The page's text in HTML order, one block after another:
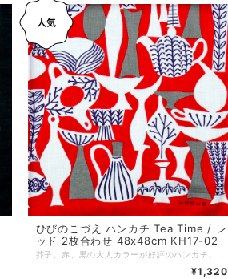
ひびのこづえ ハンカチ Tea Time / レ
ッド 2枚合わせ 48x48cm KH17-02
¥1,320